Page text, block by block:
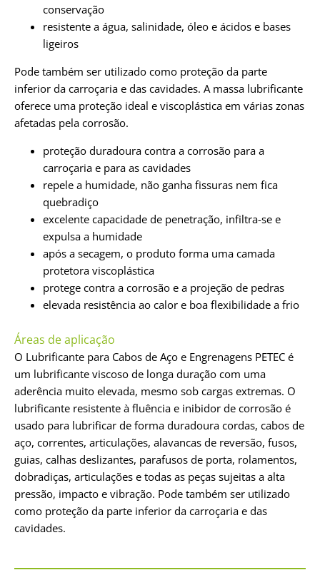
conservação
resistente a água, salinidade, óleo e ácidos e bases
ligeiros
Pode também ser utilizado como proteção da parte
inferior da carroçaria e das cavidades. A massa lubrificante
oferece uma proteção ideal e viscoplástica em várias zonas
afetadas pela corrosão.
proteção duradoura contra a corrosão para a
carroçaria e para as cavidades
repele a humidade, não ganha fissuras nem fica
quebradiço
excelente capacidade de penetração, infiltra-se e
expulsa a humidade
após a secagem, o produto forma uma camada
protetora viscoplástica
protege contra a corrosão e a projeção de pedras
elevada resistência ao calor e boa flexibilidade a frio
Áreas de aplicação
O Lubrificante para Cabos de Aço e Engrenagens PETEC é
um lubrificante viscoso de longa duração com uma
aderência muito elevada, mesmo sob cargas extremas. O
lubrificante resistente à fluência e inibidor de corrosão é
usado para lubrificar de forma duradoura cordas, cabos de
aço, correntes, articulações, alavancas de reversão, fusos,
guias, calhas deslizantes, parafusos de porta, rolamentos,
dobradiças, articulações e todas as peças sujeitas a alta
pressão, impacto e vibração. Pode também ser utilizado
como proteção da parte inferior da carroçaria e das
cavidades.